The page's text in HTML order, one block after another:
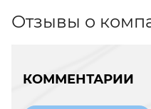
Отзывы о
КОММЕНТАРИИ